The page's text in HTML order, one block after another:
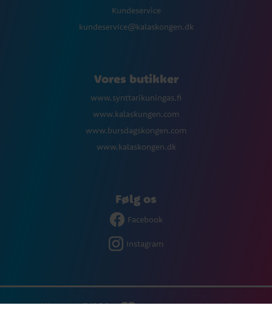
Kundeservice
kundeservice@kalaskongen.dk
Vores butikker
www.synttarikuningas.fi
www.kalaskungen.com
www.bursdagskongen.com
www.kalaskongen.dk
Følg os
Facebook
Instagram